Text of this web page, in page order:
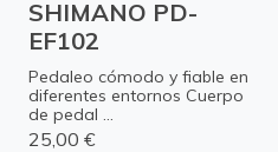
SHIMANO PD-
EF102
Pedaleo cómodo y fiable en
diferentes entornos Cuerpo
de pedal ...
25,00 €